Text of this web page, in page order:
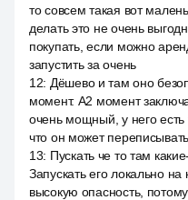
то совсем такая вот
делать это не очень
покупать, если можно
запустить за очень
12: Дёшево и там оно
момент. A2 момент
очень мощный, у него есть
что он может
13: Пускать че то там
Запускать его локально
высокую опасность,